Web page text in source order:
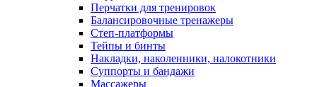
Перчатки для тренировок
Балансировочные тренажеры
Степ-платформы
Тейпы и бинты
Накладки, наколенники, налокотники
Суппорты и бандажи
Массажеры